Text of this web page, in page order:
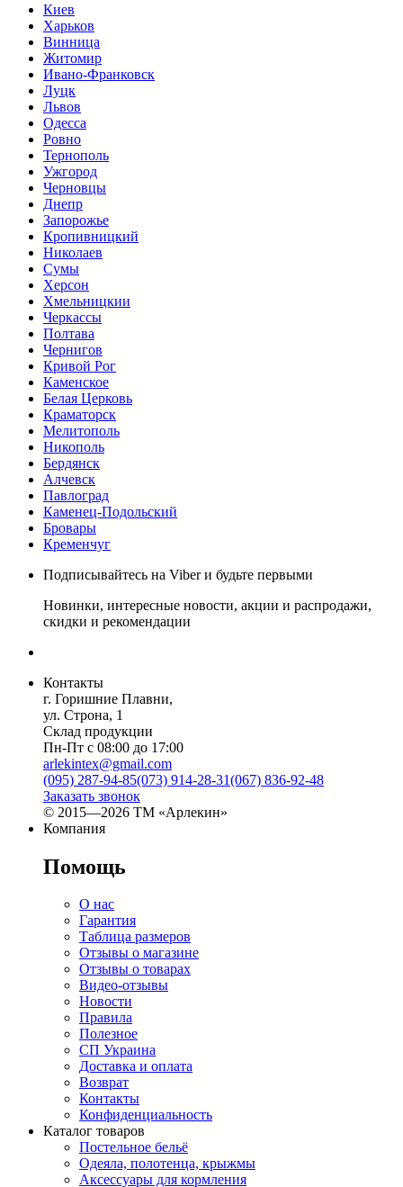
Киев
Харьков
Винница
Житомир
Ивано-Франковск
Луцк
Львов
Одесса
Ровно
Тернополь
Ужгород
Черновцы
Днепр
Запорожье
Кропивницкий
Николаев
Сумы
Херсон
Хмельницкии
Черкассы
Полтава
Чернигов
Кривой Рог
Каменское
Белая Церковь
Краматорск
Мелитополь
Никополь
Бердянск
Алчевск
Павлоград
Каменец-Подольский
Бровары
Кременчуг
Подписывайтесь на Viber и будьте первыми
Новинки, интересные новости, акции и распродажи,
скидки и рекомендации
Контакты
г. Горишние Плавни,
ул. Строна, 1
Склад продукции
Пн-Пт с 08:00 до 17:00
arlekintex@gmail.com
(095) 287-94-85(073) 914-28-31(067) 836-92-48
Заказать звонок
© 2015—2026 ТМ «Арлекин»
Компания
Помощь
О нас
Гарантия
Таблица размеров
Отзывы о магазине
Отзывы о товарах
Видео-отзывы
Новости
Правила
Полезное
СП Украина
Доставка и оплата
Возврат
Контакты
Конфиденциальность
Каталог товаров
Постельное бельё
Одеяла, полотенца, крыжмы
Аксессуары для кормления